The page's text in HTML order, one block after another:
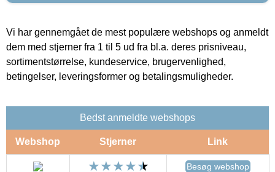
Vi har gennemgået de mest populære webshops og anmeldt
dem med stjerner fra 1 til 5 ud fra bl.a. deres prisniveau,
sortimentstørrelse, kundeservice, brugervenlighed,
betingelser, leveringsformer og betalingsmuligheder.
Bedst anmeldte webshops
Webshop Stjerner Link
Besøg webshop